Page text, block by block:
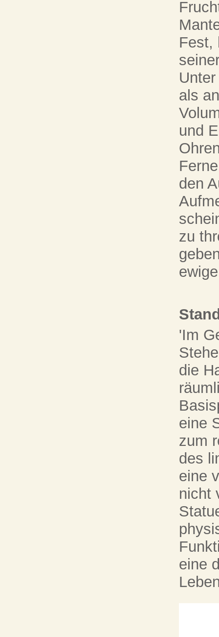
Fest,
als
und
den
zu
'Im
die
eine
zum
des
eine
nicht
eine